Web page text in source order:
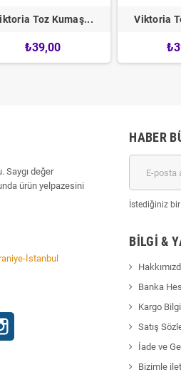
Toz Kumaş...
₺39,00
Viktoria
Saygı değer
ürün yelpazesini
İstanbul
HABER
İstediğiniz
BILGI &
Banka
Kargo
Satış
İade ve
Bizimle